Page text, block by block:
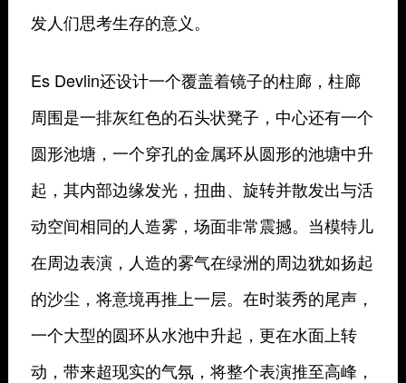
发人们思考生存的意义。
Es Devlin还设计一个覆盖着镜子的柱廊，柱廊
周围是一排灰红色的石头状凳子，中心还有一个
圆形池塘，一个穿孔的金属环从圆形的池塘中升
起，其内部边缘发光，扭曲、旋转并散发出与活
动空间相同的人造雾，场面非常震撼。当模特儿
在周边表演，人造的雾气在绿洲的周边犹如扬起
的沙尘，将意境再推上一层。在时装秀的尾声，
一个大型的圆环从水池中升起，更在水面上转
动，带来超现实的气氛，将整个表演推至高峰，